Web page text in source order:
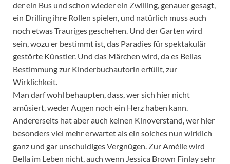
der ein Bus und schon wieder ein Zwilling, genauer gesagt,
ein Drilling ihre Rollen spielen, und natürlich muss auch
noch etwas Trauriges geschehen. Und der Garten wird
sein, wozu er bestimmt ist, das Paradies für spektakulär
gestörte Künstler. Und das Märchen wird, da es Bellas
Bestimmung zur Kinderbuchautorin erfüllt, zur
Wirklichkeit.
Man darf wohl behaupten, dass, wer sich hier nicht
amüsiert, weder Augen noch ein Herz haben kann.
Andererseits hat aber auch keinen Kinoverstand, wer hier
besonders viel mehr erwartet als ein solches nun wirklich
ganz und gar unschuldiges Vergnügen. Zur Amélie wird
Bella im Leben nicht, auch wenn Jessica Brown Finlay sehr